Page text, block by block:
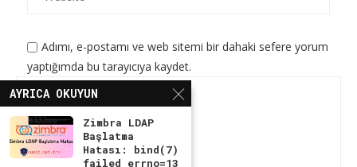
Adımı, e-postamı ve web sitemi bir dahaki sefere yorum
yaptığımda bu tarayıcıya kaydet.
AYRICA OKUYUN
Zimbra LDAP
Başlatma
Hatası: bind(7)
failed errno=13